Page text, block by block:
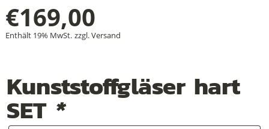
€169,00
Enthält 19% MwSt. zzgl.Versand
Kunststoffgläser hart
SET *
+